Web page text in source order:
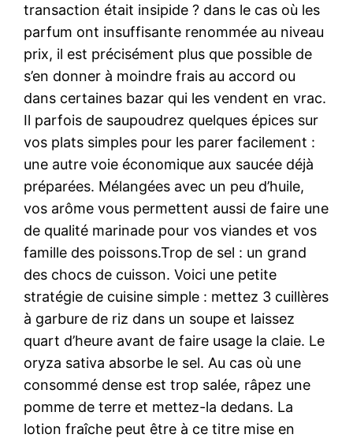
transaction était insipide ? dans le cas où les
parfum ont insuffisante renommée au niveau
prix, il est précisément plus que possible de
s’en donner à moindre frais au accord ou
dans certaines bazar qui les vendent en vrac.
Il parfois de saupoudrez quelques épices sur
vos plats simples pour les parer facilement :
une autre voie économique aux saucée déjà
préparées. Mélangées avec un peu d’huile,
vos arôme vous permettent aussi de faire une
de qualité marinade pour vos viandes et vos
famille des poissons.Trop de sel : un grand
des chocs de cuisson. Voici une petite
stratégie de cuisine simple : mettez 3 cuillères
à garbure de riz dans un soupe et laissez
quart d’heure avant de faire usage la claie. Le
oryza sativa absorbe le sel. Au cas où une
consommé dense est trop salée, râpez une
pomme de terre et mettez-la dedans. La
lotion fraîche peut être à ce titre mise en